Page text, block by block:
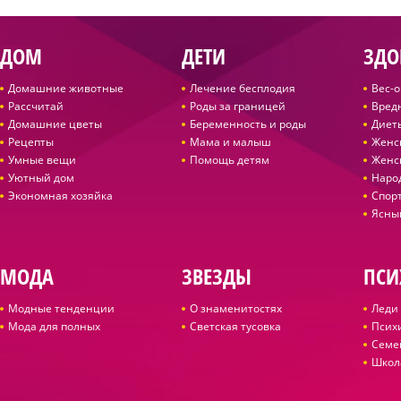
ДОМ
Домашние животные
Рассчитай
Домашние цветы
Рецепты
Умные вещи
Уютный дом
Экономная хозяйка
ДЕТИ
Лечение бесплодия
Роды за границей
Беременность и роды
Мама и малыш
Помощь детям
Вес-
МОДА
Модные тенденции
Мода для полных
ЗВЕЗДЫ
О знаменитостях
Светская тусовка
Леди